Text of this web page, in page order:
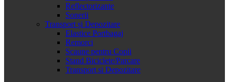
Reflectorizante
Sonerii
Transport și Depozitare
Elastice Portbagaj
Remorci
Scaune pentru Copii
Stand Biciclete/Parcare
Transport si Depozitare